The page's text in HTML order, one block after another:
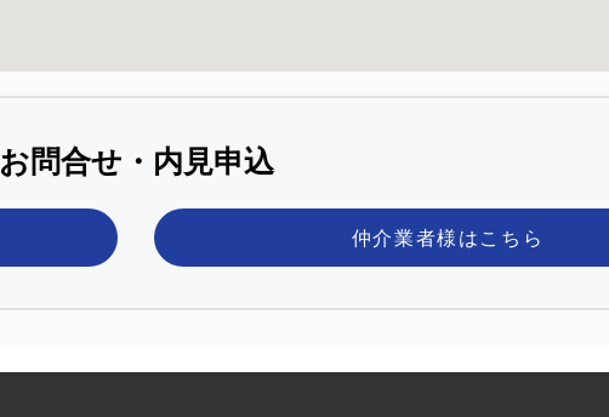
お問合せ・内見申込
仲介業者様 はこちら